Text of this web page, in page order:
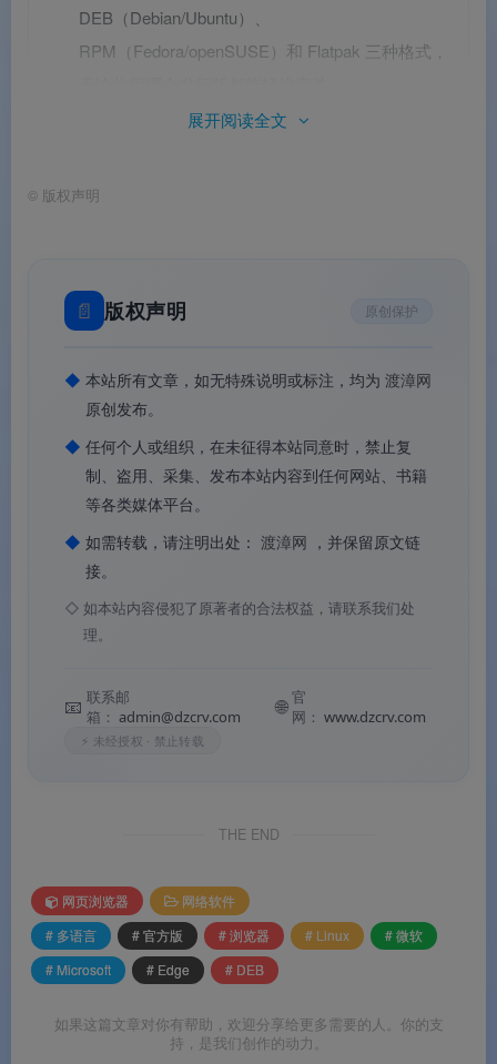
DEB（Debian/Ubuntu）、
RPM（Fedora/openSUSE）和 Flatpak 三种格式，
Microsoft Edge Microsoft Edge
Microsoft Edge
软件功能
⚙️ 软件功能
接提问并获取智能解答。长期记忆功能让 AI 更懂
你的偏好。
🛡️多重隐私与安全防护：跟踪预防默认开启，可拦
SmartScreen 保护免受钓鱼和恶意软件攻击 。
展开阅读全文
© 版权声明
📄 版权声明 原创保护
◆ 本站所有文章，如无特殊说明或标注，均为 渡漳网
原创发布。
◆ 任何个人或组织，在未征得本站同意时，禁止复
制、盗用、采集、发布本站内容到任何网站、书籍
等各类媒体平台。
◆ 如需转载，请注明出处： 渡漳网 ，并保留原文链
接。
◇ 如本站内容侵犯了原著者的合法权益，请联系我们处
理。
📧 联系邮
箱： admin@dzcrv.com 🌐官
网：www.dzcrv.com
⚡ 未经授权 · 禁止转载
THE END
网页浏览器
网络软件
# 多语言
# 官方版 # 浏览器 # Linux
# 微软
# Microsoft
# Edge # DEB
如果这篇文章对你有帮助，欢迎分享给更多需要的人。你的支
持，是我们创作的动力。